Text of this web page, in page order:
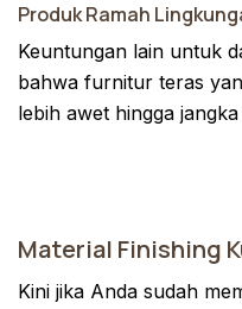
Produk Ramah
Keuntungan lain untuk
bahwa furnitur teras
lebih awet hingga
Material Finishing
Kini jika Anda sudah